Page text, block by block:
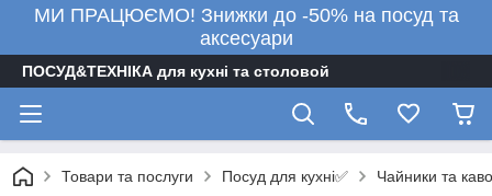
МИ ПРАЦЮЄМО! Знижки до -50% на посуд та
аксесуари
ПОСУД&ТЕХНІКА для кухні та столовой
Товари та послуги Посуд для кухні✅ Чайники та